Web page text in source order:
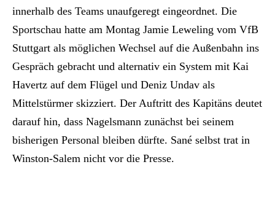
innerhalb des Teams unaufgeregt eingeordnet. Die
Sportschau hatte am Montag Jamie Leweling vom VfB
Stuttgart als möglichen Wechsel auf die Außenbahn ins
Gespräch gebracht und alternativ ein System mit Kai
Havertz auf dem Flügel und Deniz Undav als
Mittelstürmer skizziert. Der Auftritt des Kapitäns deutet
darauf hin, dass Nagelsmann zunächst bei seinem
bisherigen Personal bleiben dürfte. Sané selbst trat in
Winston-Salem nicht vor die Presse.